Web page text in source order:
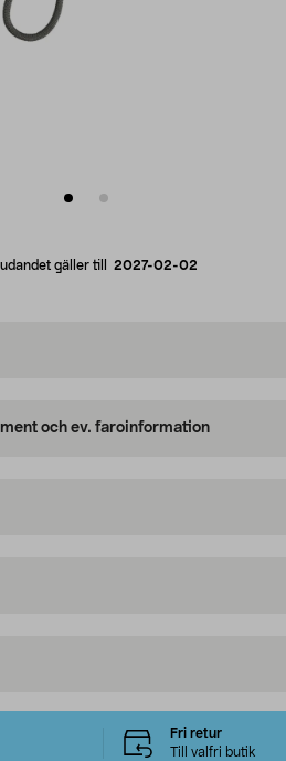
gäller till 2027-02-02
och ev. faroinformation
Fri retur
Till valfri butik